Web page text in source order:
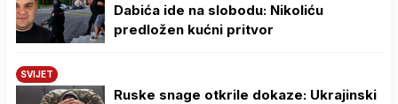
Dabića ide na slobodu: Nikoliću
predložen kućni pritvor
SVIJET
Ruske snage otkrile dokaze: Ukrajinski